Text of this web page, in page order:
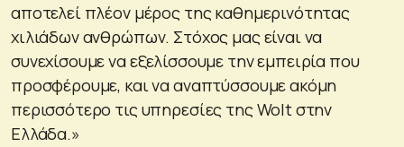
αποτελεί πλέον μέρος της καθημερινότητας
χιλιάδων ανθρώπων. Στόχος μας είναι να
συνεχίσουμε να εξελίσσουμε την εμπειρία που
προσφέρουμε, και να αναπτύσσουμε ακόμη
περισσότερο τις υπηρεσίες της Wolt στην
Ελλάδα.»